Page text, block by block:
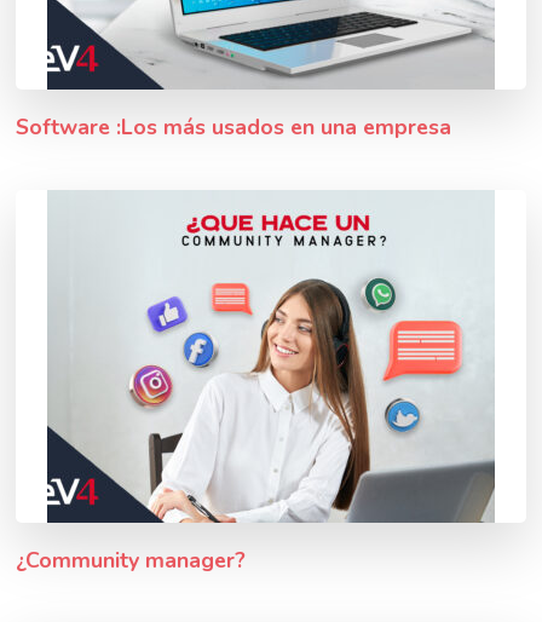
Software :Los más usados en una empresa
¿Community manager?